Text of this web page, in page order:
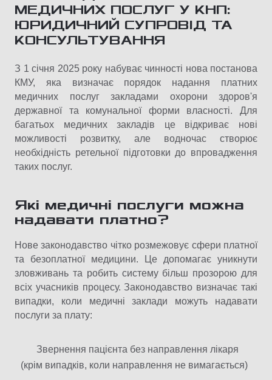
МЕДИЧНИХ ПОСЛУГ У КНП:
ЮРИДИЧНИЙ СУПРОВІД ТА
КОНСУЛЬТУВАННЯ
З 1 січня 2025 року набуває чинності нова постанова
КМУ, яка визначає порядок надання платних
медичних послуг закладами охорони здоров'я
державної та комунальної форми власності. Для
багатьох медичних закладів це відкриває нові
можливості розвитку, але водночас створює
необхідність ретельної підготовки до впровадження
таких послуг.
Які медичні послуги можна
надавати платно?
Нове законодавство чітко розмежовує сфери платної
та безоплатної медицини. Це допомагає уникнути
зловживань та робить систему більш прозорою для
всіх учасників процесу. Законодавство визначає такі
випадки, коли медичні заклади можуть надавати
послуги за плату:
Звернення пацієнта без направлення лікаря
(крім випадків, коли направлення не вимагається)